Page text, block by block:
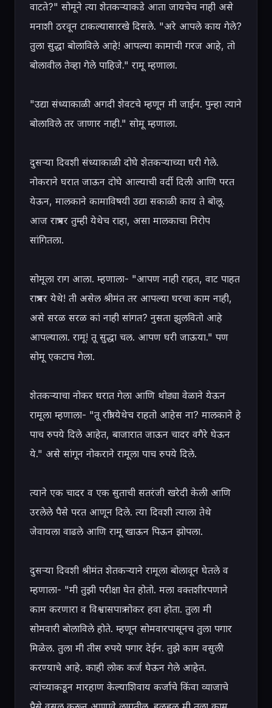
वाटते?" सोमूने त्या शेतकऱ्याकडे आता जायचेच नाही असे
मनाशी ठरवून टाकल्यासारखे दिसले. "अरे आपले काय गेले?
तुला सुद्धा बोलाविले आहे! आपल्या कामाची गरज आहे, तो
बोलावील तेव्हा गेले पाहिजे." रामू म्हणाला.
"उद्या संध्याकाळी अगदी शेवटचे म्हणून मी जाईन. पुन्हा त्याने
बोलाविले तर जाणार नाही." सोमू म्हणाला.
दुसऱ्या दिवशी संध्याकाळी दोघे शेतकऱ्याच्या घरी गेले.
नोकराने घरात जाऊन दोघे आल्याची वर्दी दिली आणि परत
येऊन, मालकाने कामाविषयी उद्या सकाळी काय ते बोलू.
आज रात्रभर तुम्ही येथेच राहा, असा मालकाचा निरोप
सांगितला.
सोमूला राग आला. म्हणाला- "आपण नाही राहत, वाट पाहत
रात्रभर येथे! ती असेल श्रीमंत तर आपल्या घरचा काम नाही,
असे सरळ सरळ कां नाही सांगत? नुसता झुलवितो आहे
आपल्याला. रामू! तू सुद्धा चल. आपण घरी जाऊया." पण
सोमू एकटाच गेला.
शेतकऱ्याचा नोकर घरात गेला आणि थोड्या वेळाने येऊन
रामूला म्हणाला- "तू रात्री येथेच राहतो आहेस ना? मालकाने हे
पाच रुपये दिले आहेत, बाजारात जाऊन चादर वगैरे घेऊन
ये." असे सांगून नोकराने रामूला पाच रुपये दिले.
त्याने एक चादर व एक सुताची सतरंजी खरेदी केली आणि
उरलेले पैसे परत आणून दिले. त्या दिवशी त्याला तेथे
जेवायला वाढले आणि रामू खाऊन पिऊन झोपला.
दुसऱ्या दिवशी श्रीमंत शेतकऱ्याने रामूला बोलावून घेतले व
म्हणाला- "मी तुझी परीक्षा घेत होतो. मला वक्तशीरपणाने
काम करणारा व विश्वासपात्र नोकर हवा होता. तुला मी
सोमवारी बोलाविले होते. म्हणून सोमवारपासूनच तुला पगार
मिळेल. तुला मी तीस रुपये पगार देईन. तुझे काम वसुली
करण्याचे आहे. काही लोक कर्ज घेऊन गेले आहेत.
त्यांच्याकडून मारहाण केल्याशिवाय कर्जाचे किंवा व्याजाचे